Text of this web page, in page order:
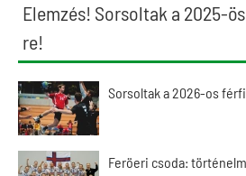
Elemzés! Sorsoltak a 2025-
re!
Sorsoltak a 2026-os
Feröeri csoda: